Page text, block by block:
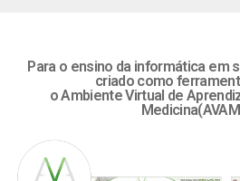
Para o ensino da informática em
criado como
o Ambiente Virtual de